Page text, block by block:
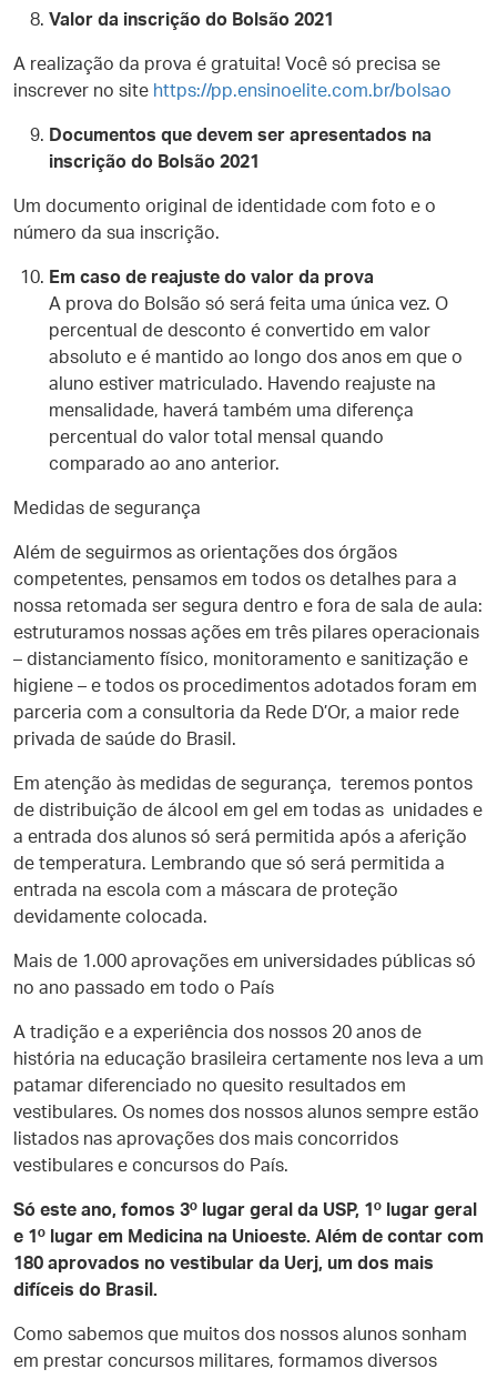
Valor da inscrição do Bolsão 2021
A realização da prova é gratuita! Você só precisa se
inscrever no site https://pp.ensinoelite.com.br/bolsao
Documentos que devem ser apresentados na
inscrição do Bolsão 2021
Um documento original de identidade com foto e o
número da sua inscrição.
Em caso de reajuste do valor da prova
A prova do Bolsão só será feita uma única vez. O
percentual de desconto é convertido em valor
absoluto e é mantido ao longo dos anos em que o
aluno estiver matriculado. Havendo reajuste na
mensalidade, haverá também uma diferença
percentual do valor total mensal quando
comparado ao ano anterior.
Medidas de segurança
Além de seguirmos as orientações dos órgãos
competentes, pensamos em todos os detalhes para a
nossa retomada ser segura dentro e fora de sala de aula:
estruturamos nossas ações em três pilares operacionais
– distanciamento físico, monitoramento e sanitização e
higiene – e todos os procedimentos adotados foram em
parceria com a consultoria da Rede D’Or, a maior rede
privada de saúde do Brasil.
Em atenção às medidas de segurança, teremos pontos
de distribuição de álcool em gel em todas as unidades e
a entrada dos alunos só será permitida após a aferição
de temperatura. Lembrando que só será permitida a
entrada na escola com a máscara de proteção
devidamente colocada.
Mais de 1.000 aprovações em universidades públicas só
no ano passado em todo o País
A tradição e a experiência dos nossos 20 anos de
história na educação brasileira certamente nos leva a um
patamar diferenciado no quesito resultados em
vestibulares. Os nomes dos nossos alunos sempre estão
listados nas aprovações dos mais concorridos
vestibulares e concursos do País.
Só este ano, fomos 3º lugar geral da USP, 1º lugar geral
e 1º lugar em Medicina na Unioeste. Além de contar com
180 aprovados no vestibular da Uerj, um dos mais
difíceis do Brasil.
Como sabemos que muitos dos nossos alunos sonham
em prestar concursos militares, formamos diversos